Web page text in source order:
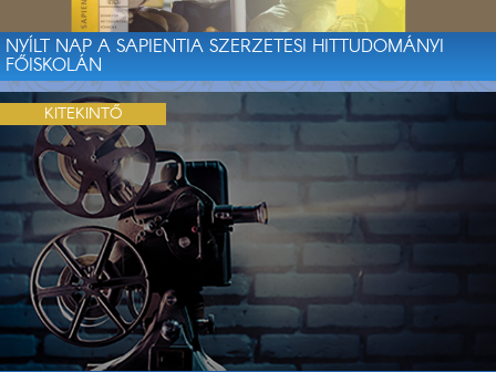
NYÍLT NAP A SAPIENTIA SZERZETESI HITTUDOMÁNYI
FŐISKOLÁN
KITEKINTŐ